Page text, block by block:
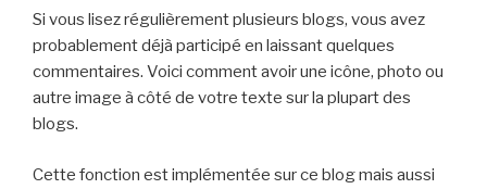
Si vous lisez régulièrement plusieurs blogs, vous avez
probablement déjà participé en laissant quelques
commentaires. Voici comment avoir une icône, photo ou
autre image à côté de votre texte sur la plupart des
blogs.
Cette fonction est implémentée sur ce blog mais aussi